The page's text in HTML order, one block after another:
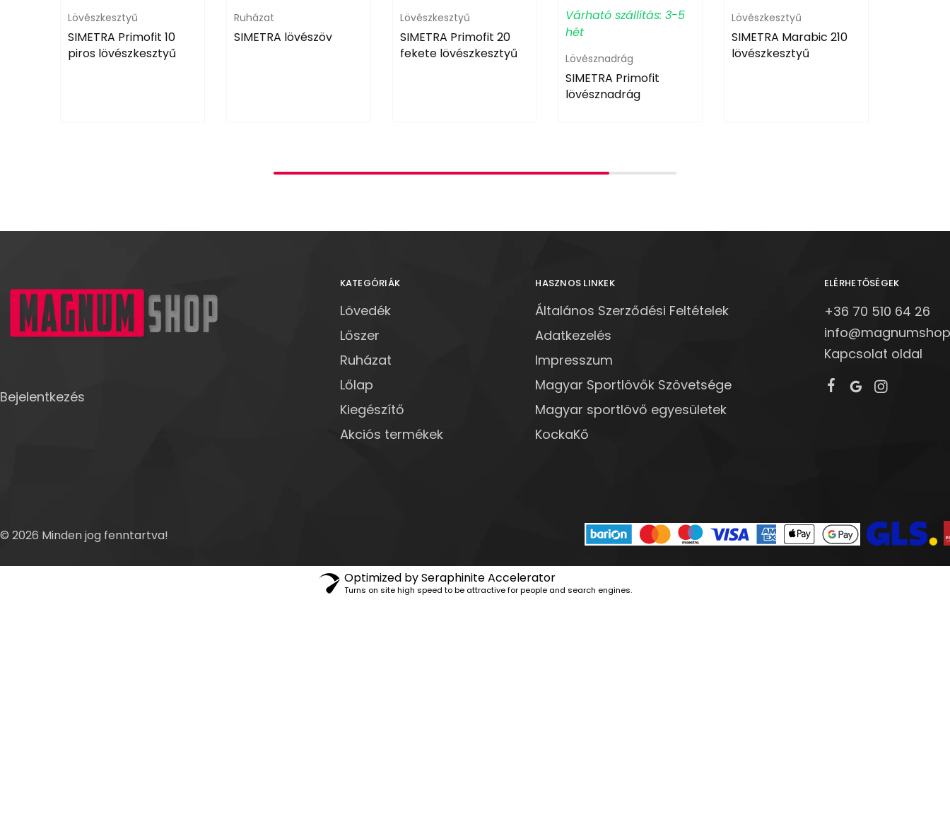
Lövészkesztyű
SIMETRA Primofit 10
piros lövészkesztyű
Ruházat
SIMETRA lövészöv
Lövészkesztyű
SIMETRA Primofit 20
fekete lövészkesztyű
Várható szállítás: 3-5
hét
Lövésznadrág
SIMETRA Primofit
lövésznadrág
Lövészkesztyű
SIMETRA Marabic 210
lövészkesztyű
Bejelentkezés
KATEGÓRIÁK
Lövedék
Lőszer
Ruházat
Lőlap
Kiegészítő
Akciós termékek
HASZNOS LINKEK
Általános Szerződési Feltételek
Adatkezelés
Impresszum
Magyar Sportlövők Szövetsége
Magyar sportlövő egyesületek
KockaKő
ELÉRHETŐSÉGEK
+36 70 510 64 26
Kapcsolat oldal
© 2026 Minden jog fenntartva!
Optimized by Seraphinite Accelerator
Turns on site high speed to be attractive for people and search engines.